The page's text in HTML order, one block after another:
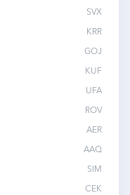
SVX
KRR
GOJ
KUF
UFA
ROV
AER
AAQ
SIM
CEK